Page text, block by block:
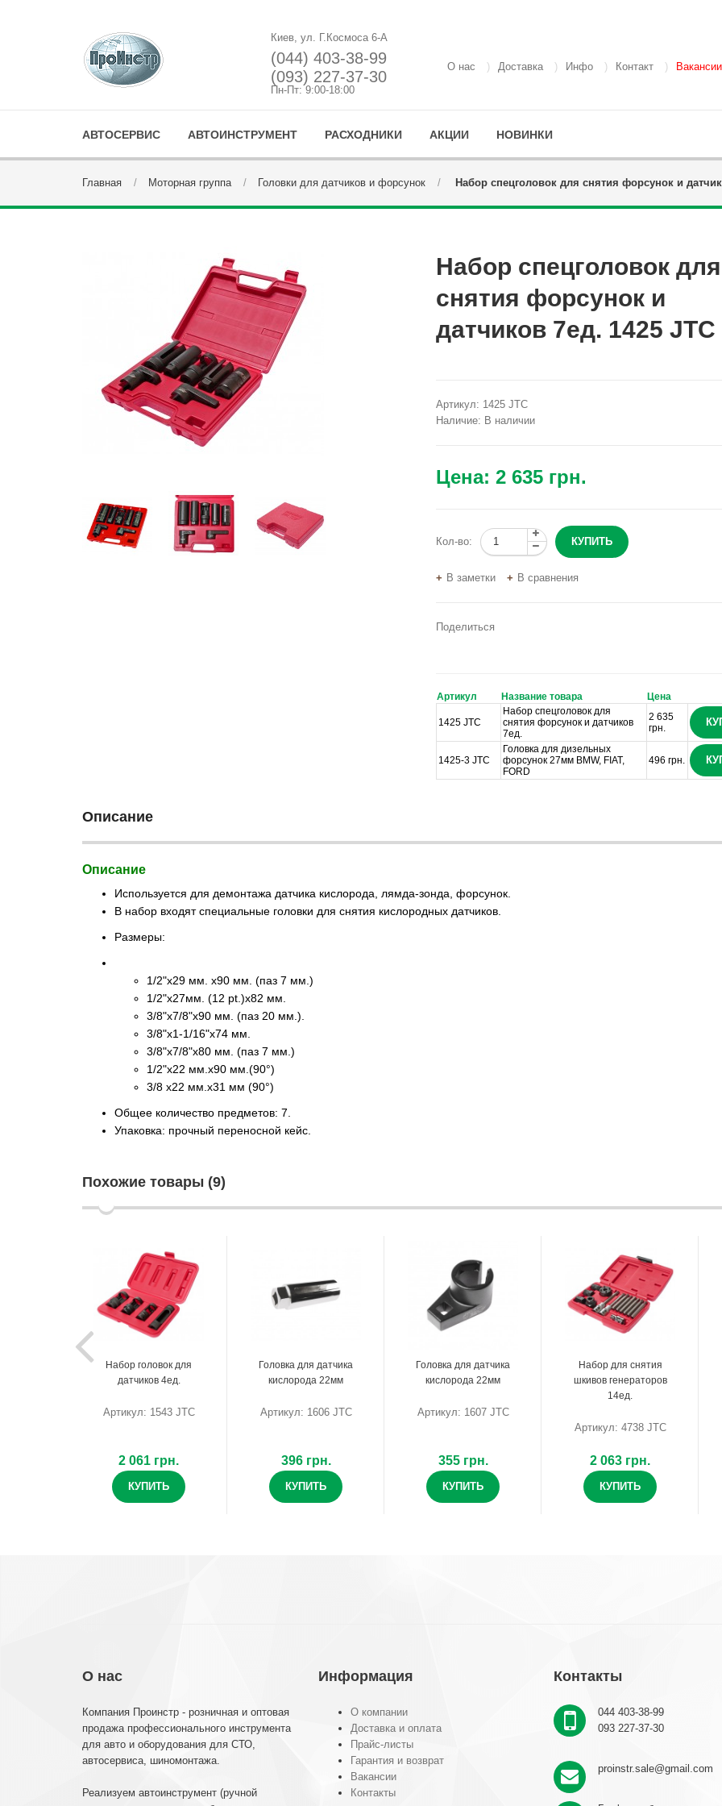
Киев, ул. Г.Космоса 6-А
(044) 403-38-99
(093) 227-37-30
Пн-Пт: 9:00-18:00
О нас Доставка Инфо Контакт Вакансии
АВТОСЕРВИС АВТОИНСТРУМЕНТ РАСХОДНИКИ АКЦИИ НОВИНКИ
Главная Моторная группа Головки для датчиков и форсунок Набор спецголовок для снятия форсунок и
Набор спецголовок для
снятия форсунок и
датчиков 7ед. 1425 JTC
Артикул: 1425 JTC
Наличие: В наличии
Цена: 2 635 грн.
Кол-во:
В заметки В сравнения
Поделиться
Артикул Название товара Цена
1425 JTC
Набор спецголовок для
снятия форсунок и датчиков
7ед.
2 635
грн.
1425-3 JTC
Головка для дизельных
форсунок 27мм BMW, FIAT,
FORD
496 грн.
Описание
Описание
Используется для демонтажа датчика кислорода, лямда-зонда, форсунок.
В набор входят специальные головки для снятия кислородных датчиков.
Размеры:
1/2"х29 мм. х90 мм. (паз 7 мм.)
1/2"х27мм. (12 pt.)х82 мм.
3/8"х7/8"х90 мм. (паз 20 мм.).
3/8"х1-1/16"х74 мм.
3/8"х7/8"х80 мм. (паз 7 мм.)
1/2"х22 мм.х90 мм.(90°)
3/8 х22 мм.х31 мм (90°)
Общее количество предметов: 7.
Упаковка: прочный переносной кейс.
Похожие товары (9)
Набор головок для
датчиков 4ед.
Артикул: 1543 JTC
2 061 грн.
КУПИТЬ
Головка для датчика
кислорода 22мм
Артикул: 1606 JTC
396 грн.
КУПИТЬ
Головка для датчика
кислорода 22мм
Артикул: 1607 JTC
355 грн.
КУПИТЬ
Набор для снятия
шкивов генераторов
14ед.
Артикул: 4738 JTC
2 063 грн.
КУПИТЬ
О нас
Компания Проинстр - розничная и оптовая
продажа профессионального инструмента
для авто и оборудования для СТО,
автосервиса, шиномонтажа.
Реализуем автоинструмент (ручной
Информация
О компании
Доставка и оплата
Прайс-листы
Гарантия и возврат
Вакансии
Контакты
Контакты
044 403-38-99
093 227-37-30
proinstr.sale@gmail.com